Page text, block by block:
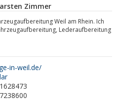
Zimmer
Weil am Rhein. Ich
Lederaufbereitung
in-weil.de/